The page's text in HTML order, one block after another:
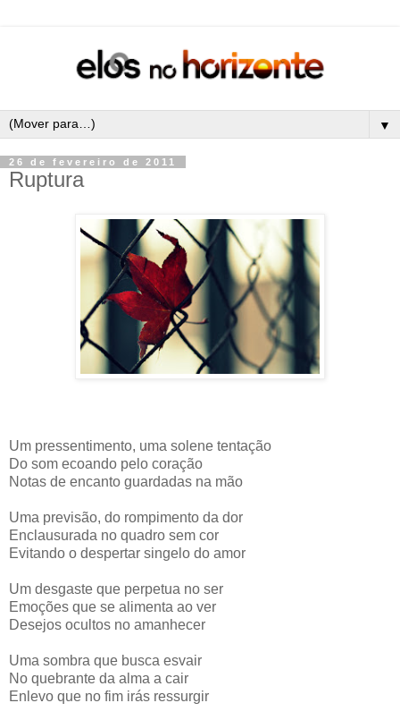
▼
26 de fevereiro de 2011
Ruptura
Um pressentimento, uma solene tentação
Do som ecoando pelo coração
Notas de encanto guardadas na mão
Uma previsão, do rompimento da dor
Enclausurada no quadro sem cor
Evitando o despertar singelo do amor
Um desgaste que perpetua no ser
Emoções que se alimenta ao ver
Desejos ocultos no amanhecer
Uma sombra que busca esvair
No quebrante da alma a cair
Enlevo que no fim irás ressurgir